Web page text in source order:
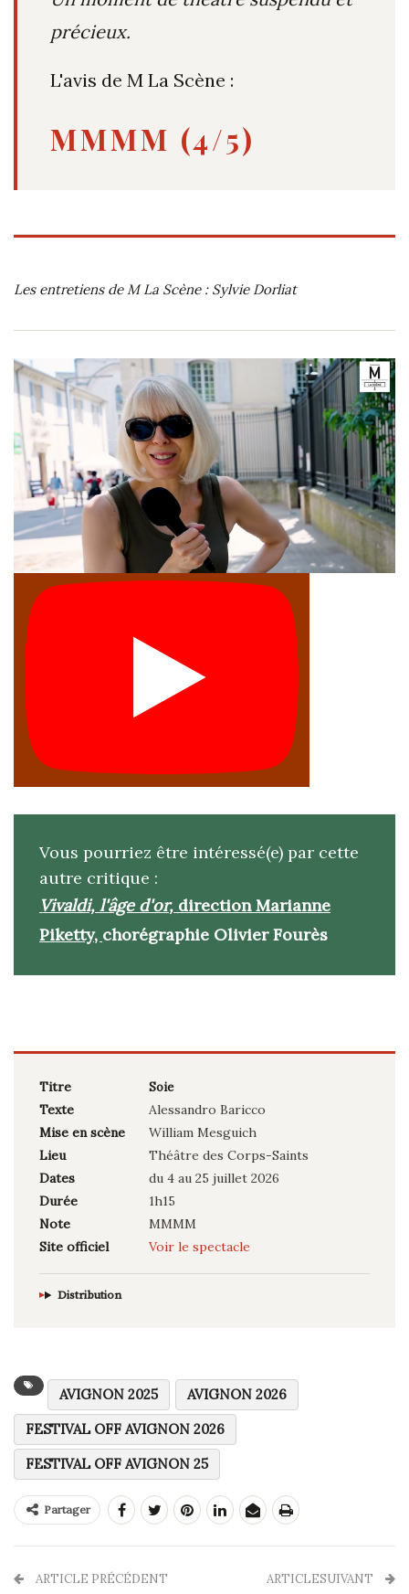
précieux.
L'avis de M La Scène :
MMMM (4/5)
Les entretiens de M La Scène : Sylvie Dorliat
Vous pourriez être intéressé(e) par cette
autre critique :
Vivaldi, l'âge d'or, direction Marianne
Piketty, chorégraphie Olivier Fourès
Titre Soie
Texte
Alessandro Baricco
Mise en scène
William Mesguich
Lieu
Théâtre des Corps-Saints
Dates
du 4 au 25 juillet 2026
Durée
1h15
Note
MMMM
Site officiel
Voir le spectacle
Distribution
AVIGNON 2025
AVIGNON 2026
FESTIVAL OFF AVIGNON 2026
FESTIVAL OFF AVIGNON 25
Partager
ARTICLE PRÉCÉDENT ARTICLESUIVANT